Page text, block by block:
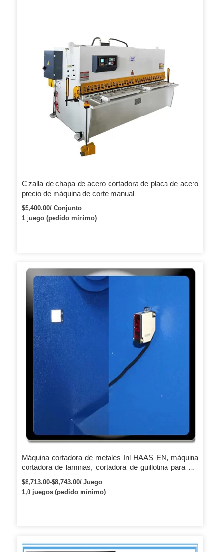
Cizalla de chapa de acero cortadora de placa de acero
precio de máquina de corte manual
$5,400.00/ Conjunto
1 juego (pedido mínimo)
Máquina cortadora de metales Inl HAAS EN, máquina
cortadora de láminas, cortadora de guillotina para CE
ISO
$8,713.00-$8,743.00/ Juego
1,0 juegos (pedido mínimo)